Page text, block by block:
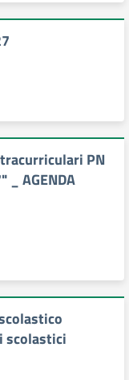
PN
_ AGENDA
scolastici